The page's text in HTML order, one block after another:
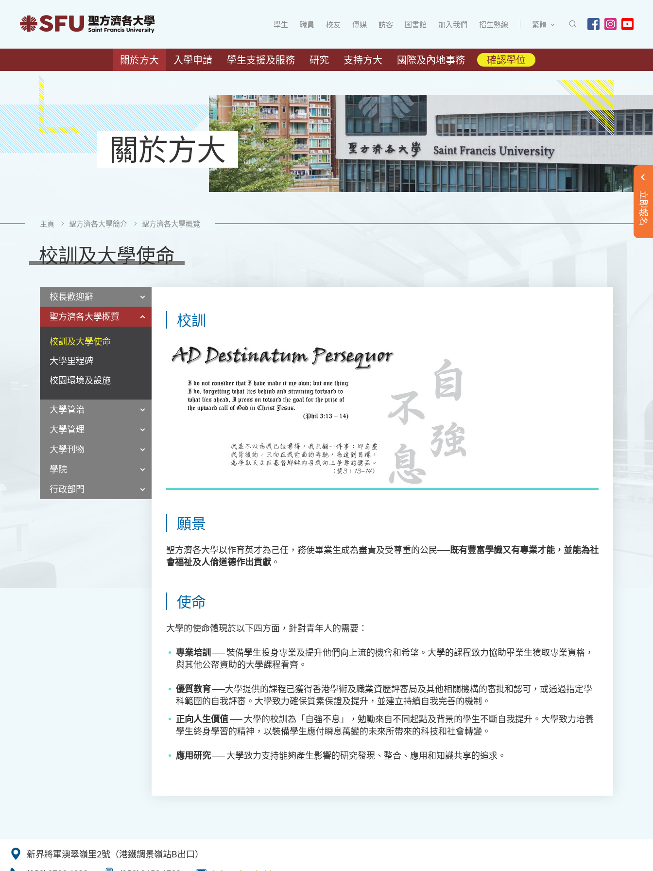
學生 職員 校友 傳媒 訪客 圖書館 加入我們 招生熱線 繁體
關於方大 入學申請 學生支援及服務 研究 支持方大 國際及內地事務 確認學位
立即報名
關於方大
主頁 聖方濟各大學簡介 聖方濟各大學概覽
校訓及大學使命
校長歡迎辭
聖方濟各大學概覽
校訓及大學使命
大學里程碑
校園環境及設施
大學管治
大學管理
大學刊物
學院
行政部門
校訓
願景
聖方濟各大學以作育英才為己任，務使畢業生成為盡責及受尊重的公民──既有豐富學識又有專業才能，並能為社
會福祉及人倫道德作出貢獻 。
使命
大學的使命體現於以下四方面，針對青年人的需要：
專業培訓 ── 裝備學生投身專業及提升他們向上流的機會和希望。大學的課程致力協助畢業生獲取專業資格，
與其他公帑資助的大學課程看齊。
優質教育──大學提供的課程已獲得香港學術及職業資歷評審局及其他相關機構的審批和認可，或通過指定學
科範圍的自我評審。大學致力確保質素保證及提升，並建立持續自我完善的機制。
正向人生價值── 大學的校訓為「自強不息」，勉勵來自不同起點及背景的學生不斷自我提升。大學致力培養
學生終身學習的精神，以裝備學生應付瞬息萬變的未來所帶來的科技和社會轉變。
應用研究── 大學致力支持能夠產生影響的研究發現、整合、應用和知識共享的追求。
新界將軍澳翠嶺里2號（港鐵調景嶺站B出口）